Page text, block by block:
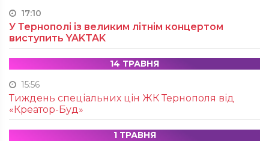
17:10
У Тернополі із великим літнім концертом
виступить YAKTAK
14 ТРАВНЯ
15:56
Тиждень спеціальних цін ЖК Тернополя від
«Креатор-Буд»
1 ТРАВНЯ